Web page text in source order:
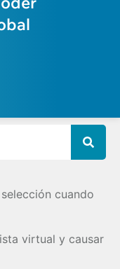
cuando
virtual y causar